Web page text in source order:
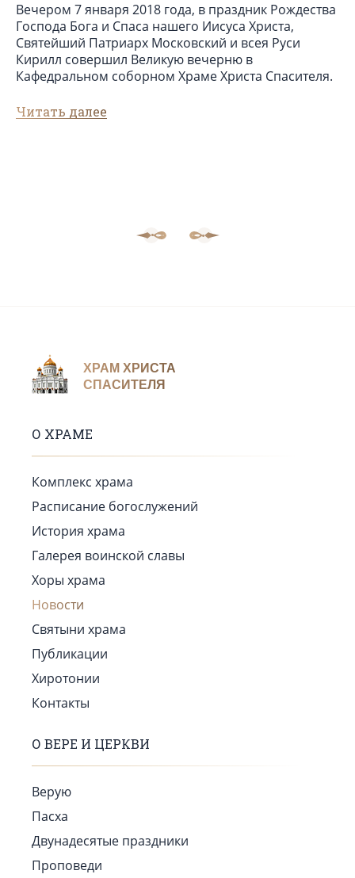
Вечером 7 января 2018 года, в праздник Рождества
Господа Бога и Спаса нашего Иисуса Христа,
Святейший Патриарх Московский и всея Руси
Кирилл совершил Великую вечерню в
Кафедральном соборном Храме Христа Спасителя.
Читать далее
ХРАМ ХРИСТА
СПАСИТЕЛЯ
О ХРАМЕ
Комплекс храма
Расписание богослужений
История храма
Галерея воинской славы
Хоры храма
Новости
Святыни храма
Публикации
Хиротонии
Контакты
О ВЕРЕ И ЦЕРКВИ
Верую
Пасха
Двунадесятые праздники
Проповеди